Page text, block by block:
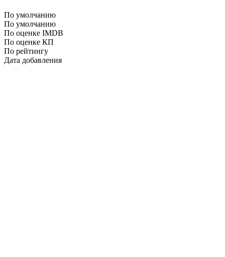
По умолчанию
По умолчанию
По оценке IMDB
По оценке КП
По рейтингу
Дата добавления